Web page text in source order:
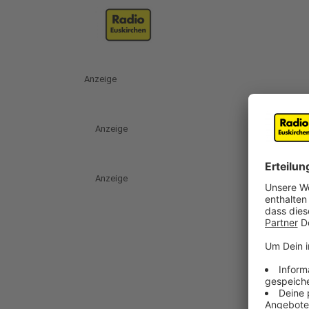
Anzeige
Anzeige
Anzeige